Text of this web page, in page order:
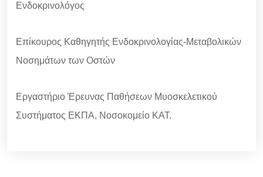
Ενδοκρινολόγος
Επίκουρος Καθηγητής Ενδοκρινολογίας-Μεταβολικών
Νοσημάτων των Οστών
Εργαστήριο Έρευνας Παθήσεων Μυοσκελετικού
Συστήματος ΕΚΠΑ, Νοσοκομείο ΚΑΤ.